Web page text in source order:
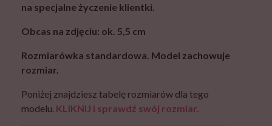
na specjalne życzenie klientki.
Obcas na zdjęciu: ok. 5,5 cm
Rozmiarówka standardowa. Model zachowuje
rozmiar.
Poniżej znajdziesz tabelę rozmiarów dla tego
modelu. KLIKNIJ i sprawdź swój rozmiar.